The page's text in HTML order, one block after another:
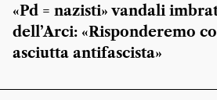
«Pd = nazisti» vandali
dell’Arci: «Risponderemo
asciutta antifascista»